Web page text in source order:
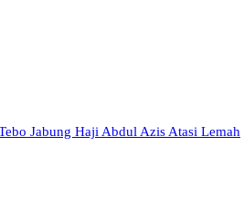
Jabung Haji Abdul Azis Atasi Lemah